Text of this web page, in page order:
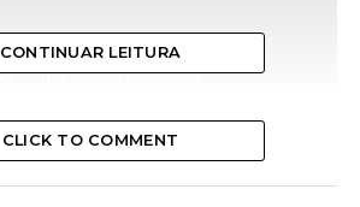
CONTINUAR LEITURA
CLICK TO COMMENT